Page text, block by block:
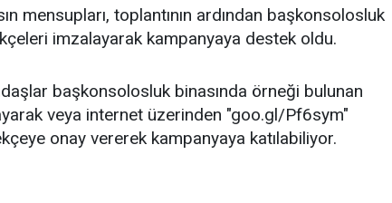
mensupları, toplantının ardından başkonsolosluk
imzalayarak kampanyaya destek oldu.
başkonsolosluk binasında örneği bulunan
veya internet üzerinden "goo.gl/Pf6sym"
onay vererek kampanyaya katılabiliyor.